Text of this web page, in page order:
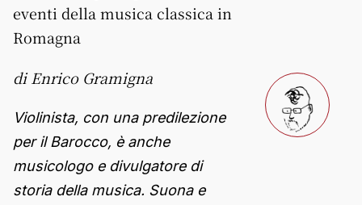
eventi della musica classica in
Romagna
di Enrico Gramigna
Violinista, con una predilezione
per il Barocco, è anche
musicologo e divulgatore di
storia della musica. Suona e